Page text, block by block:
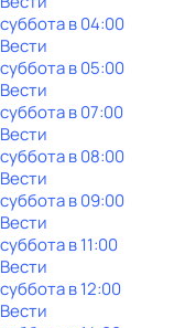
субботав04:00
Вести
субботав05:00
Вести
субботав07:00
Вести
субботав08:00
Вести
субботав09:00
Вести
субботав11:00
Вести
субботав12:00
Вести